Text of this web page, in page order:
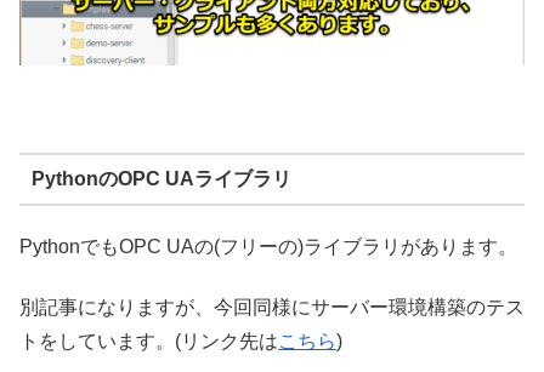
PythonのOPC UAライブラリ
PythonでもOPC UAの(フリーの)ライブラリがあります。
別記事になりますが、今回同様にサーバー環境構築のテス
トをしています。(リンク先はこちら)